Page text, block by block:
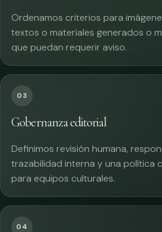
Ordenamos criterios para
textos o materiales generados o
que puedan requerir aviso.
03
Gobernanza editorial
Definimos revisión humana,
trazabilidad interna y una política
para equipos culturales.
04